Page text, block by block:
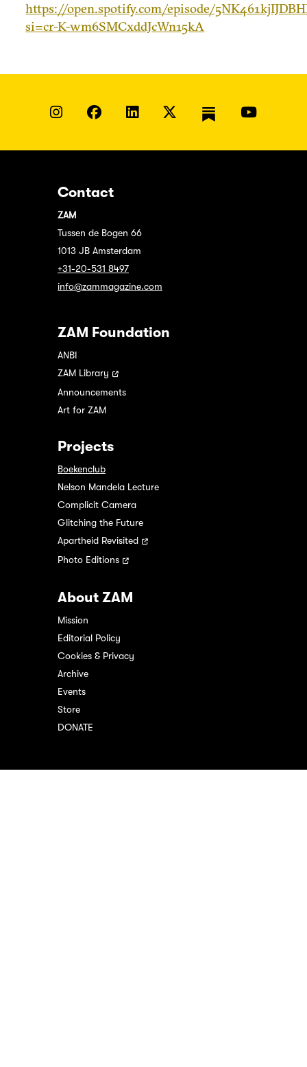
https://open.spotify.com/episode/
si=cr-K-wm6SMCxddJcWn15kA
Contact
ZAM
Tussen de Bogen 66
1013 JB Amsterdam
+31-20-531 8497
info@zammagazine.com
ZAM Foundation
ANBI
ZAM Library
Announcements
Art for ZAM
Projects
Boekenclub
Nelson Mandela Lecture
Complicit Camera
Glitching the Future
Apartheid Revisited
Photo Editions
About ZAM
Mission
Editorial Policy
Cookies & Privacy
Archive
Events
Store
DONATE